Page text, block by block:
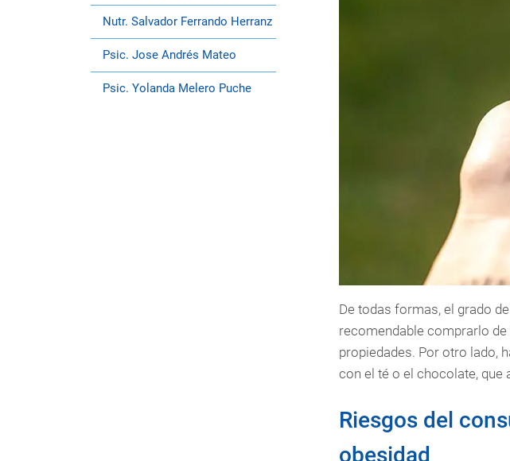
Nutr. Salvador Ferrando Herranz
Psic. Jose Andrés Mateo
Psic. Yolanda Melero Puche
De todas formas, el grado
recomendable comprarlo de
propiedades. Por otro lado,
con el té o el chocolate, que
Riesgos del
obesidad